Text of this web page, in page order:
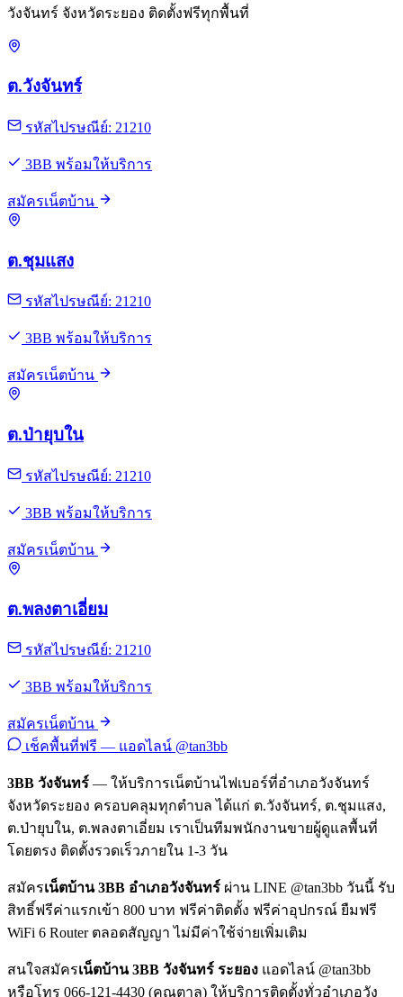
วังจันทร์ จังหวัดระยอง ติดตั้งฟรีทุกพื้นที่
ต.วังจันทร์
รหัสไปรษณีย์: 21210
3BB พร้อมให้บริการ
สมัครเน็ตบ้าน
ต.ชุมแสง
รหัสไปรษณีย์: 21210
3BB พร้อมให้บริการ
สมัครเน็ตบ้าน
ต.ป่ายุบใน
รหัสไปรษณีย์: 21210
3BB พร้อมให้บริการ
สมัครเน็ตบ้าน
ต.พลงตาเอี่ยม
รหัสไปรษณีย์: 21210
3BB พร้อมให้บริการ
สมัครเน็ตบ้าน
เช็คพื้นที่ฟรี — แอดไลน์ @tan3bb
3BB วังจันทร์ — ให้บริการเน็ตบ้านไฟเบอร์ที่อำเภอวังจันทร์
จังหวัดระยอง ครอบคลุมทุกตำบล ได้แก่ ต.วังจันทร์, ต.ชุมแสง,
ต.ป่ายุบใน, ต.พลงตาเอี่ยม เราเป็นทีมพนักงานขายผู้ดูแลพื้นที่
โดยตรง ติดตั้งรวดเร็วภายใน 1-3 วัน
สมัครเน็ตบ้าน 3BB อำเภอวังจันทร์ ผ่าน LINE @tan3bb วันนี้ รับ
สิทธิ์ฟรีค่าแรกเข้า 800 บาท ฟรีค่าติดตั้ง ฟรีค่าอุปกรณ์ ยืมฟรี
WiFi 6 Router ตลอดสัญญา ไม่มีค่าใช้จ่ายเพิ่มเติม
สนใจสมัครเน็ตบ้าน 3BB วังจันทร์ ระยอง แอดไลน์ @tan3bb
หรือโทร 066-121-4430 (คุณตาล) ให้บริการติดตั้งทั่วอำเภอวัง